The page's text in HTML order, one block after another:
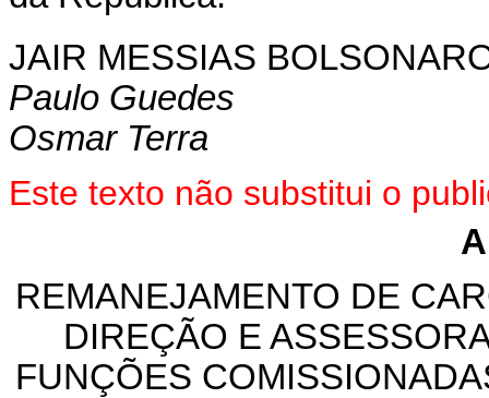
JAIR MESSIAS
Paulo Guedes
Osmar Terra
Este texto não substitui o
REMANEJAMENTO DE
DIREÇÃO E
FUNÇÕES